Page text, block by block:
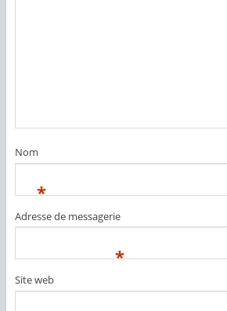
Nom
*
Adresse de messagerie
*
Site web